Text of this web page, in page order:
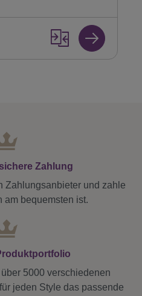
Zahlung
Zahlungsanbieter und zahle
am bequemsten ist.
5000 verschiedenen
jeden Style das passende